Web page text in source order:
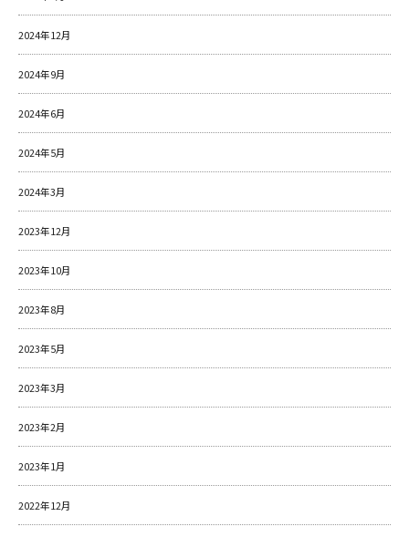
2024年12月
2024年9月
2024年6月
2024年5月
2024年3月
2023年12月
2023年10月
2023年8月
2023年5月
2023年3月
2023年2月
2023年1月
2022年12月